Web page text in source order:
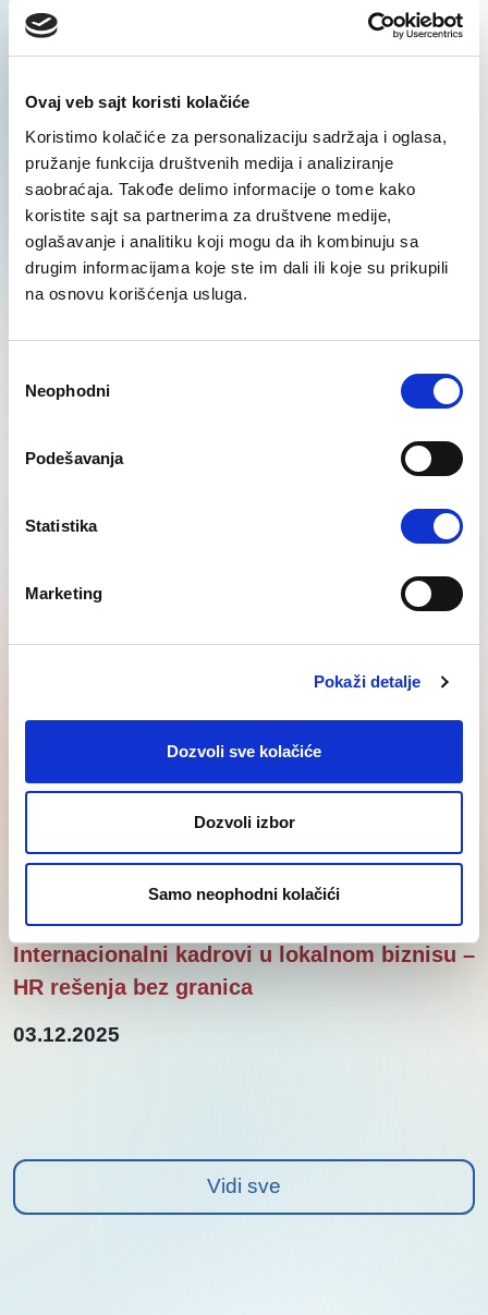
Ovaj veb sajt koristi kolačiće
Koristimo kolačiće za personalizaciju sadržaja i oglasa,
pružanje funkcija društvenih medija i analiziranje
saobraćaja. Takođe delimo informacije o tome kako
koristite sajt sa partnerima za društvene medije,
oglašavanje i analitiku koji mogu da ih kombinuju sa
drugim informacijama koje ste im dali ili koje su prikupili
na osnovu korišćenja usluga.
сагласности
Neophodni
Podešavanja
Statistika
Marketing
Pokaži detalje
Dozvoli sve kolačiće
Dozvoli izbor
Samo neophodni kolačići
SAZNAJ VIŠE
Regrutacija IT profila
vesti
Regional
SEE
Internacionalni kadrovi u lokalnom biznisu –
HR rešenja bez granica
03.12.2025
Vidi sve